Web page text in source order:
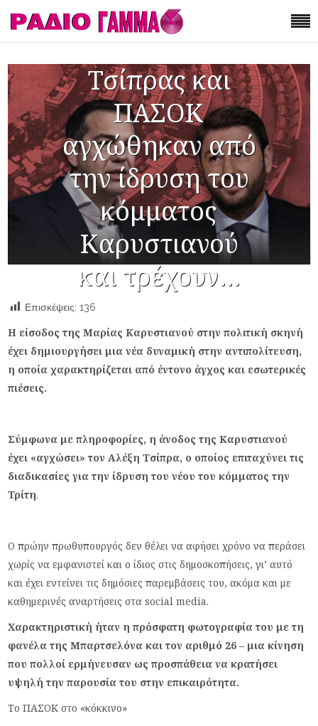
Τσίπρας και
ΠΑΣΟΚ
αγχώθηκαν από
την ίδρυση του
κόμματος
Καρυστιανού
και τρέχουν…
Επισκέψεις: 136
Η είσοδος της Μαρίας Καρυστιανού στην πολιτική σκηνή
έχει δημιουργήσει μια νέα δυναμική στην αντιπολίτευση,
η οποία χαρακτηρίζεται από έντονο άγχος και εσωτερικές
πιέσεις.
Σύμφωνα με πληροφορίες, η άνοδος της Καρυστιανού
έχει «αγχώσει» τον Αλέξη Τσίπρα, ο οποίος επιταχύνει τις
διαδικασίες για την ίδρυση του νέου του κόμματος την
Τρίτη.
Ο πρώην πρωθυπουργός δεν θέλει να αφήσει χρόνο να περάσει
χωρίς να εμφανιστεί και ο ίδιος στις δημοσκοπήσεις, γι’ αυτό
και έχει εντείνει τις δημόσιες παρεμβάσεις του, ακόμα και με
καθημερινές αναρτήσεις στα social media.
Χαρακτηριστική ήταν η πρόσφατη φωτογραφία του με τη
φανέλα της Μπαρτσελόνα και τον αριθμό 26 – μια κίνηση
που πολλοί ερμήνευσαν ως προσπάθεια να κρατήσει
υψηλή την παρουσία του στην επικαιρότητα.
Το ΠΑΣΟΚ στο «κόκκινο»